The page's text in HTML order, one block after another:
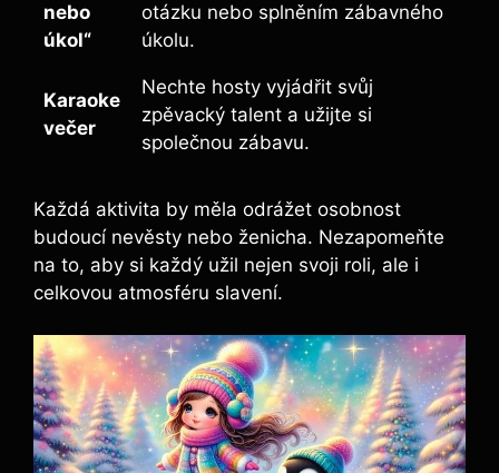
nebo
úkol“
otázku nebo splněním zábavného
úkolu.
Karaoke
večer
Nechte hosty vyjádřit svůj
zpěvacký talent a užijte si
společnou zábavu.
Každá aktivita by měla odrážet osobnost
budoucí nevěsty nebo ženicha. Nezapomeňte
na to, aby si každý užil nejen svoji roli, ale i
celkovou atmosféru slavení.